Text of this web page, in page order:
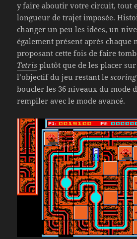
y faire aboutir votre circuit, tout
longueur de trajet imposée.
changer un peu les idées, un
également présent après chaque
proposant cette fois de faire
Tetris plutôt que de les placer
l’objectif du jeu restant lescoring
boucler les 36 niveaux du mode
rempiler avec le mode avancé.